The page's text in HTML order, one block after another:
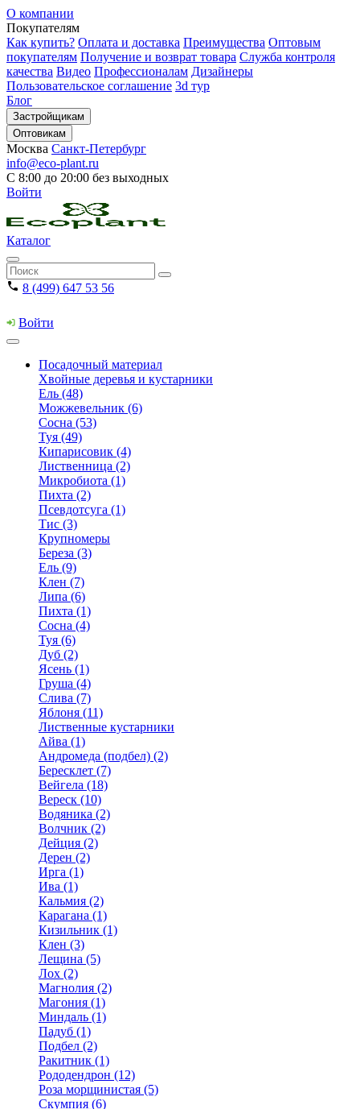
О компании
Покупателям
Как купить? Оплата и доставка Преимущества Оптовым
покупателям Получение и возврат товара Служба контроля
качества Видео Профессионалам Дизайнеры
Пользовательское соглашение 3d тур
Блог
Застройщикам
Оптовикам
Москва Санкт-Петербург
info@eco-plant.ru
С 8:00 до 20:00 без выходных
Войти
Каталог
8 (499) 647 53 56
Войти
Посадочный материал
Хвойные деревья и кустарники
Ель (48)
Можжевельник (6)
Сосна (53)
Туя (49)
Кипарисовик (4)
Лиственница (2)
Микробиота (1)
Пихта (2)
Псевдотсуга (1)
Тис (3)
Крупномеры
Береза (3)
Ель (9)
Клен (7)
Липа (6)
Пихта (1)
Сосна (4)
Туя (6)
Дуб (2)
Ясень (1)
Груша (4)
Слива (7)
Яблоня (11)
Лиственные кустарники
Айва (1)
Андромеда (подбел) (2)
Бересклет (7)
Вейгела (18)
Вереск (10)
Водяника (2)
Волчник (2)
Дейция (2)
Дерен (2)
Ирга (1)
Ива (1)
Кальмия (2)
Карагана (1)
Кизильник (1)
Клен (3)
Лещина (5)
Лох (2)
Магнолия (2)
Магония (1)
Миндаль (1)
Падуб (1)
Подбел (2)
Ракитник (1)
Рододендрон (12)
Роза морщинистая (5)
Скумпия (6)